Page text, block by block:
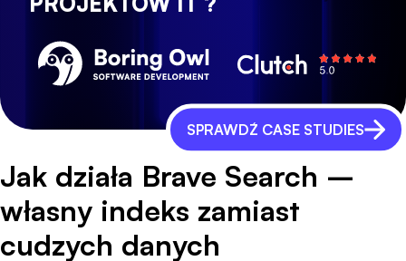
SPRAWDŹ CASE STUDIES
Jak działa Brave Search –
własny indeks zamiast
cudzych danych